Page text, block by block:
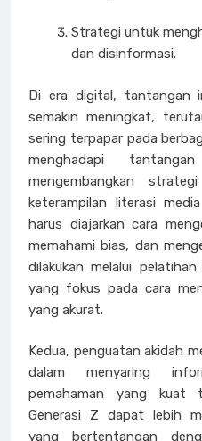
Strategi untuk
dan disinformasi.
Di era digital, tantangan
semakin meningkat,
sering terpapar pada
menghadapi
mengembangkan
keterampilan literasi
harus diajarkan cara
memahami bias, dan
dilakukan melalui
yang fokus pada cara
yang akurat.
Kedua, penguatan akidah
dalam menyaring
pemahaman yang kuat
Generasi Z dapat lebih
yang bertentangan